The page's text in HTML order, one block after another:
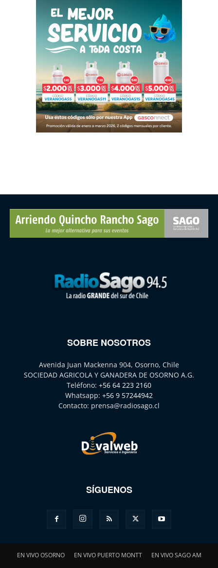
SOBRE NOSOTROS
Avenida Juan Mackenna 904, Osorno, Chile
SOCIEDAD AGRICOLA Y GANADERA DE OSORNO A.G.
Teléfono: +56 64 223 2160
Whatsapp: +56 9 57244942
Contacto: prensa@radiosago.cl
SÍGUENOS
EN VIVO OSORNO EN VIVO PUERTO MONTT EN VIVO SAGO AM